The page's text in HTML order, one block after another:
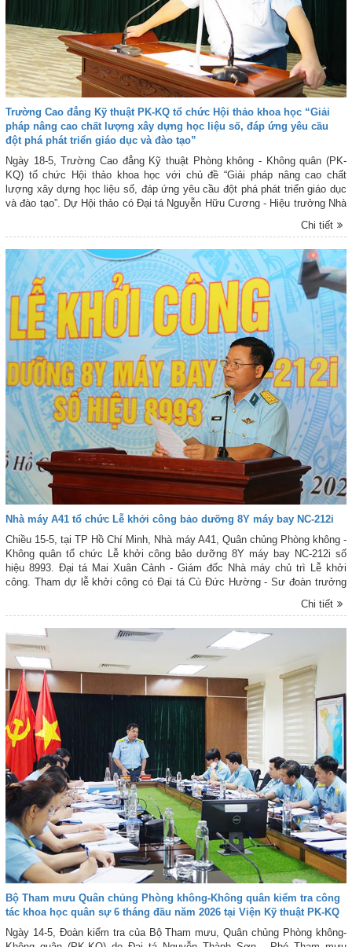
Trường Cao đẳng Kỹ thuật PK-KQ tổ chức Hội thảo khoa học “Giải
pháp nâng cao chất lượng xây dựng học liệu số, đáp ứng yêu cầu
đột phá phát triển giáo dục và đào tạo”
Ngày 18-5, Trường Cao đẳng Kỹ thuật Phòng không - Không quân (PK-
KQ) tổ chức Hội thảo khoa học với chủ đề “Giải pháp nâng cao chất
lượng xây dựng học liệu số, đáp ứng yêu cầu đột phá phát triển giáo dục
và đào tạo”. Dự Hội thảo có Đại tá Nguyễn Hữu Cương - Hiệu trưởng Nhà
trường; Đại tá Đặng Xuân Hà - Chính ủy Nhà trường; các đồng chí trong
Đảng ủy, Ban Giám hiệu và lãnh đạo, chỉ huy các cơ quan, khoa, đơn vị
Chi tiết
Nhà máy A41 tổ chức Lễ khởi công bảo dưỡng 8Y máy bay NC-212i
Chiều 15-5, tại TP Hồ Chí Minh, Nhà máy A41, Quân chủng Phòng không -
Không quân tổ chức Lễ khởi công bảo dưỡng 8Y máy bay NC-212i số
hiệu 8993. Đại tá Mai Xuân Cảnh - Giám đốc Nhà máy chủ trì Lễ khởi
công. Tham dự lễ khởi công có Đại tá Cù Đức Hường - Sư đoàn trưởng
Sư đoàn 370; Đại tá Nguyễn Đức Bắc - Chính ủy Nhà máy A41; Đại tá
Ngô Đức Phương - Phó Lữ đoàn trưởng Lữ đoàn 918; đại diện các đơn vị
Chi tiết
Bộ Tham mưu Quân chủng Phòng không-Không quân kiểm tra công
tác khoa học quân sự 6 tháng đầu năm 2026 tại Viện Kỹ thuật PK-KQ
Ngày 14-5, Đoàn kiểm tra của Bộ Tham mưu, Quân chủng Phòng không-